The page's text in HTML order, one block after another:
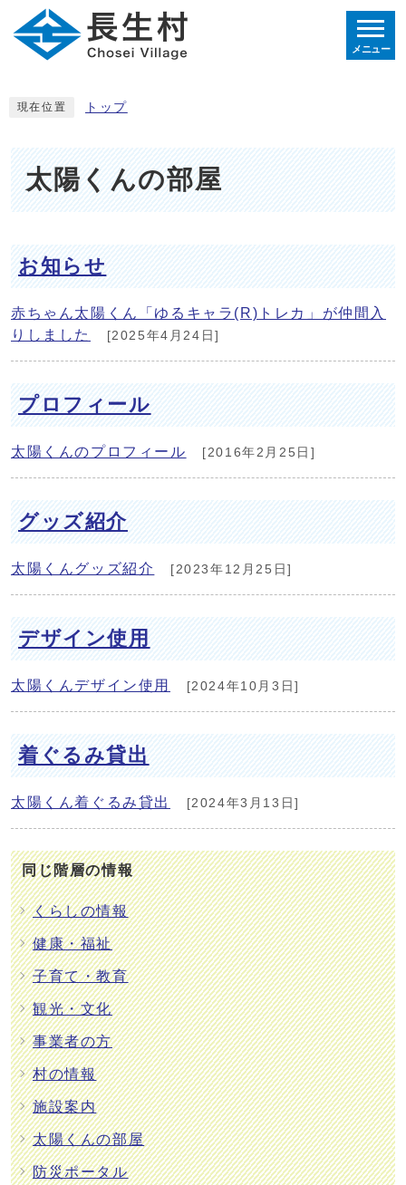
メニュー
現在位置 トップ
太陽くんの部屋
お知らせ
赤ちゃん太陽くん「ゆるキャラ(R)トレカ」が仲間入
りしました
[2025年4月24日]
プロフィール
太陽くんのプロフィール [2016年2月25日]
グッズ紹介
太陽くんグッズ紹介 [2023年12月25日]
デザイン使用
太陽くんデザイン使用 [2024年10月3日]
着ぐるみ貸出
太陽くん着ぐるみ貸出 [2024年3月13日]
同じ階層の情報
くらしの情報
健康・福祉
子育て・教育
観光・文化
事業者の方
村の情報
施設案内
太陽くんの部屋
防災ポータル